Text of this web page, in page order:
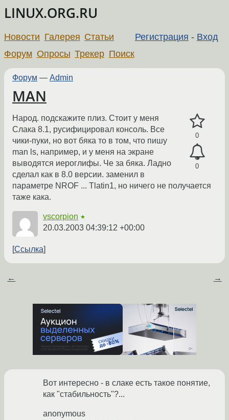
LINUX.ORG.RU
Регистрация - Вход
Новости Галерея Статьи
Форум Опросы Трекер Поиск
Форум — Admin
MAN
0
0
Народ. подскажите плиз. Стоит у меня
Слака 8.1, русифицировал консоль. Все
чики-пуки, но вот бяка то в том, что пишу
man ls, например, и у меня на экране
выводятся иероглифы. Че за бяка. Ладно
сделал как в 8.0 версии. заменил в
параметре NROF ... Tlatin1, но ничего не получается
таже кака.
vscorpion ★
20.03.2003 04:39:12 +00:00
Ссылка
← →
Вот интересно - в слаке есть такое понятие,
как "стабильность"?...
anonymous